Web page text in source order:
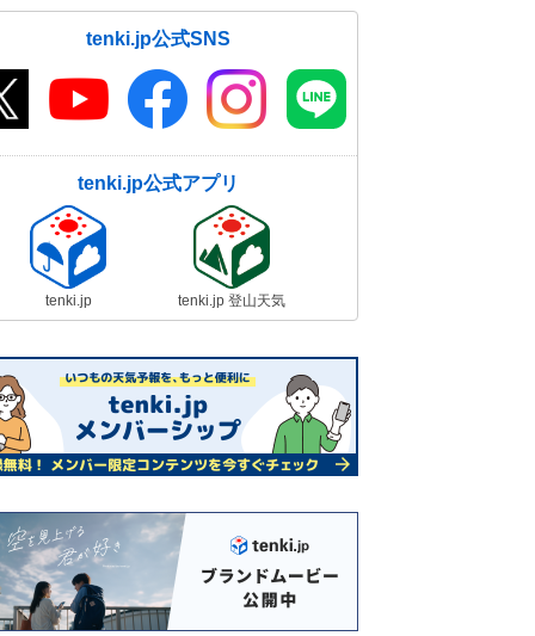
tenki.jp公式SNS
tenki.jp公式アプリ
tenki.jp tenki.jp 登山天気